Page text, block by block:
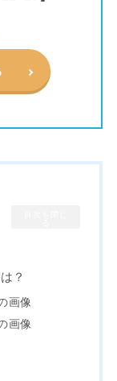
？
画像
画像